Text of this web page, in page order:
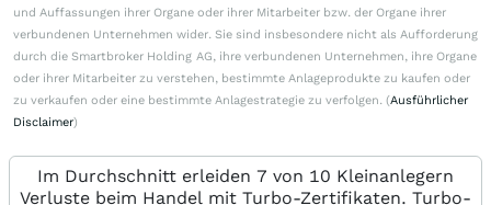
und Auffassungen ihrer Organe oder ihrer Mitarbeiter bzw. der Organe ihrer
verbundenen Unternehmen wider. Sie sind insbesondere nicht als Aufforderung
durch die Smartbroker Holding AG, ihre verbundenen Unternehmen, ihre Organe
oder ihrer Mitarbeiter zu verstehen, bestimmte Anlageprodukte zu kaufen oder
zu verkaufen oder eine bestimmte Anlagestrategie zu verfolgen. (Ausführlicher
Disclaimer)
Im Durchschnitt erleiden 7 von 10 Kleinanlegern
Verluste beim Handel mit Turbo-Zertifikaten. Turbo-